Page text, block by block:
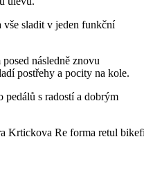
vše sladit v jeden funkční
následně znovu
postřehy a pocity na kole.
pedálů s radostí a dobrým